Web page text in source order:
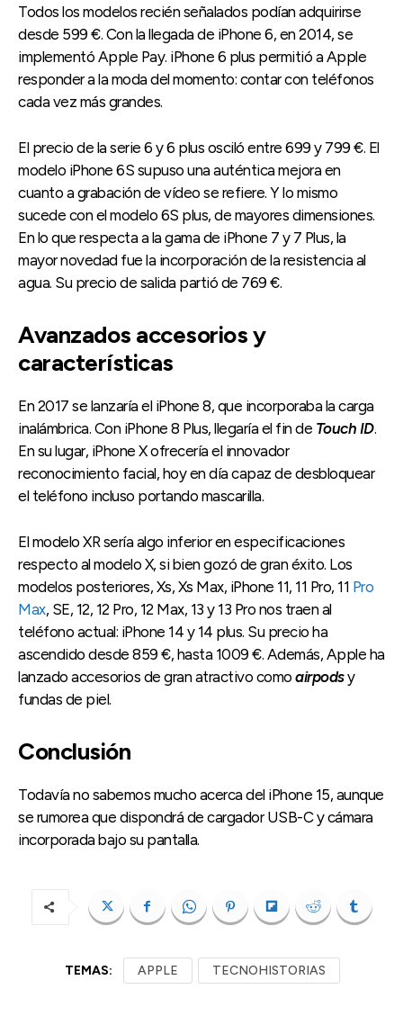
Todos los modelos recién señalados podían adquirirse
desde 599 €. Con la llegada de iPhone 6, en 2014, se
implementó Apple Pay. iPhone 6 plus permitió a Apple
responder a la moda del momento: contar con teléfonos
cada vez más grandes.
El precio de la serie 6 y 6 plus osciló entre 699 y 799 €. El
modelo iPhone 6S supuso una auténtica mejora en
cuanto a grabación de vídeo se refiere. Y lo mismo
sucede con el modelo 6S plus, de mayores dimensiones.
En lo que respecta a la gama de iPhone 7 y 7 Plus, la
mayor novedad fue la incorporación de la resistencia al
agua. Su precio de salida partió de 769 €.
Avanzados accesorios y
características
En 2017 se lanzaría el iPhone 8, que incorporaba la carga
inalámbrica. Con iPhone 8 Plus, llegaría el fin de Touch ID.
En su lugar, iPhone X ofrecería el innovador
reconocimiento facial, hoy en día capaz de desbloquear
el teléfono incluso portando mascarilla.
El modelo XR sería algo inferior en especificaciones
respecto al modelo X, si bien gozó de gran éxito. Los
modelos posteriores, Xs, Xs Max, iPhone 11, 11 Pro, 11 Pro
Max, SE, 12, 12 Pro, 12 Max, 13 y 13 Pro nos traen al
teléfono actual: iPhone 14 y 14 plus. Su precio ha
ascendido desde 859 €, hasta 1009 €. Además, Apple ha
lanzado accesorios de gran atractivo como airpodsy
fundas de piel.
Conclusión
Todavía no sabemos mucho acerca del iPhone 15, aunque
se rumorea que dispondrá de cargador USB-C y cámara
incorporada bajo su pantalla.
TEMAS: APPLE TECNOHISTORIAS